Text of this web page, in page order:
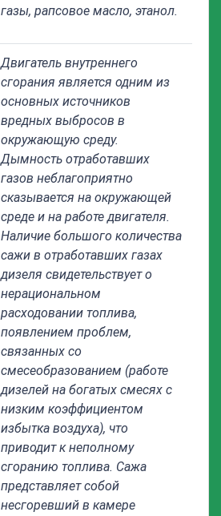
газы, рапсовое масло, этанол.
Двигатель внутреннего
сгорания является одним из
основных источников
вредных выбросов в
окружающую среду.
Дымность отработавших
газов неблагоприятно
сказывается на окружающей
среде и на работе двигателя.
Наличие большого количества
сажи в отработавших газах
дизеля свидетельствует о
нерациональном
расходовании топлива,
появлением проблем,
связанных со
смесеобразованием (работе
дизелей на богатых смесях с
низким коэффициентом
избытка воздуха), что
приводит к неполному
сгоранию топлива. Сажа
представляет собой
несгоревший в камере